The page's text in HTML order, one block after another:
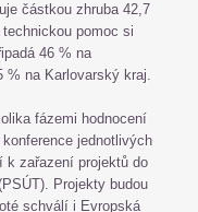
částkou zhruba 42,7
pomoc si
46 % na
% na Karlovarský kraj.
fázemi hodnocení
jednotlivých
k zařazení projektů do
Projekty budou
schválí i Evropská